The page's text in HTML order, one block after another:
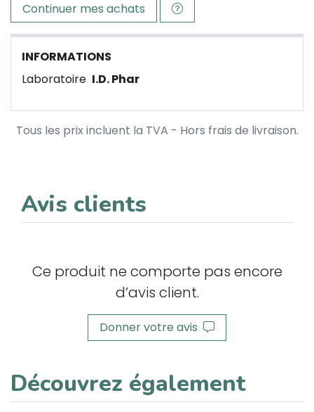
Continuer mes achats
INFORMATIONS
Laboratoire I.D. Phar
Tous les prix incluent la TVA - Hors frais de livraison.
Avis clients
Ce produit ne comporte pas encore
d’avis client.
Donner votre avis
Découvrez également